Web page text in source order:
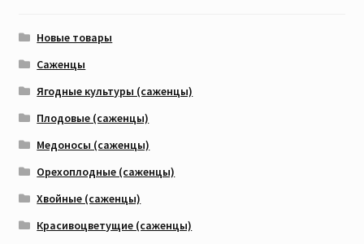
Новые товары
Саженцы
Ягодные культуры (саженцы)
Плодовые (саженцы)
Медоносы (саженцы)
Орехоплодные (саженцы)
Хвойные (саженцы)
Красивоцветущие (саженцы)